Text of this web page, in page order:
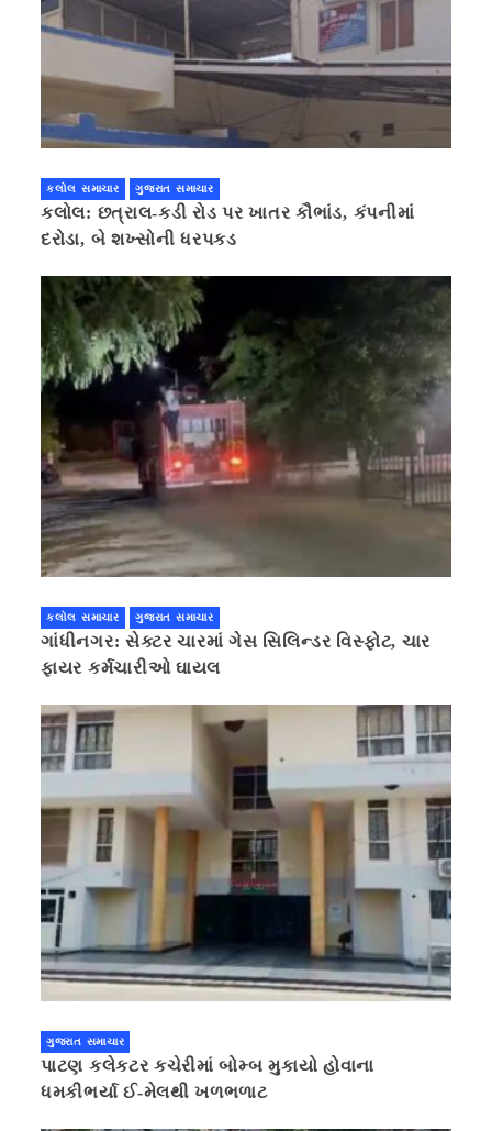
કલોલ સમાચાર ગુજરાત સમાચાર
કલોલ: છત્રાલ-કડી રોડ પર ખાતર કૌભાંડ, કંપનીમાં
દરોડા, બે શખ્સોની ધરપકડ
કલોલ સમાચાર ગુજરાત સમાચાર
ગાંધીનગર: સેક્ટર ચારમાં ગેસ સિલિન્ડર વિસ્ફોટ, ચાર
ફાયર કર્મચારીઓ ઘાયલ
ગુજરાત સમાચાર
પાટણ કલેકટર કચેરીમાં બોમ્બ મુકાયો હોવાના
ધમકીભર્યા ઈ-મેલથી ખળભળાટ